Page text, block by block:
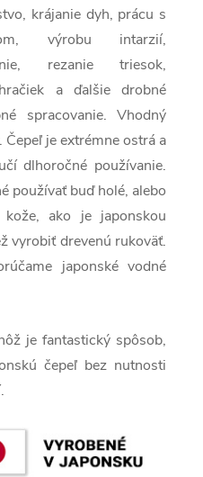
krájanie dyh, prácu s
výrobu intarzií,
rezanie triesok,
a ďalšie drobné
spracovanie. Vhodný
je extrémne ostrá a
dlhoročné používanie.
používať buď holé, alebo
ako je japonskou
vyrobiť drevenú rukoväť.
japonské vodné
je fantastický spôsob,
čepeľ bez nutnosti